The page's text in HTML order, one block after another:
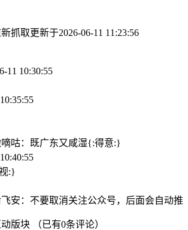
抓取更新于2026-06-11 11:23:56
11 10:30:55
咕：既广东又咸湿{:得意:}
:}
安：不要取消关注公众号，后面会自动推
版块 （已有0条评论）